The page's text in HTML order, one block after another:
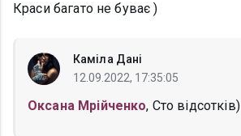
Краси багато не буває )
Каміла Дані
12.09.2022, 17:35:05
Оксана Мрійченко, Сто відсотків)